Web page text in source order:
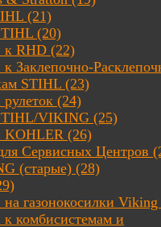
(21)
(20)
к RHD (22)
к Заклепочно-
STIHL (23)
рулеток (24)
VIKING (25)
KOHLER (26)
Сервисных Центров
(старые) (28)
на газонокосилки
к комбисистемам и